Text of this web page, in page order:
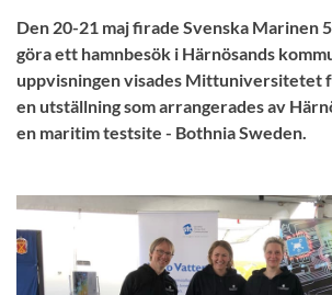
Den 20-21 maj firade Svenska Marinen
göra ett hamnbesök i Härnösands
uppvisningen visades Mittuniversitetet
en utställning som arrangerades av
en maritim testsite - Bothnia Sweden.